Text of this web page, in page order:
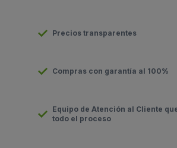
Precios transparentes
Compras con garantía al 100%
Equipo de Atención al Cliente
todo el proceso